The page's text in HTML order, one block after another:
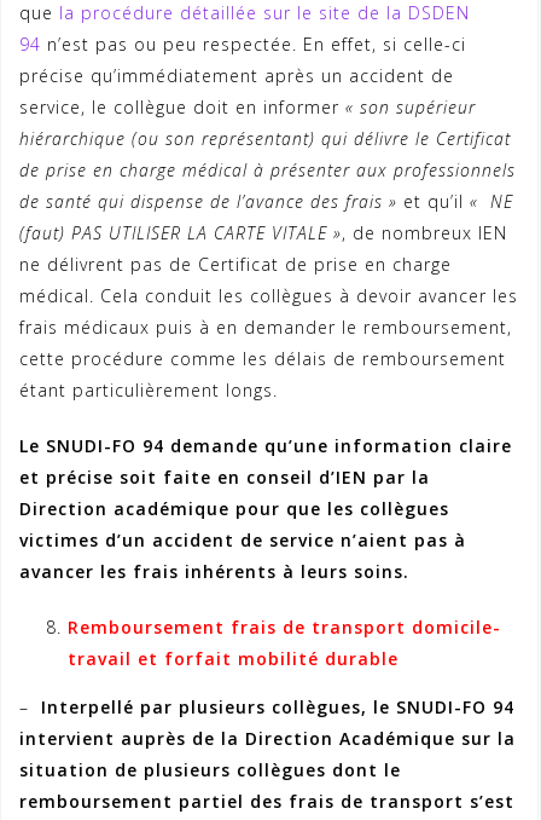
que la procédure détaillée sur le site de la DSDEN
94 n’est pas ou peu respectée. En effet, si celle-ci
précise qu’immédiatement après un accident de
service, le collègue doit en informer « son supérieur
hiérarchique (ou son représentant) qui délivre le Certificat
de prise en charge médical à présenter aux professionnels
de santé qui dispense de l’avance des frais » et qu’il « NE
(faut) PAS UTILISER LA CARTE VITALE », de nombreux IEN
ne délivrent pas de Certificat de prise en charge
médical. Cela conduit les collègues à devoir avancer les
frais médicaux puis à en demander le remboursement,
cette procédure comme les délais de remboursement
étant particulièrement longs.
Le SNUDI-FO 94 demande qu’une information claire
et précise soit faite en conseil d’IEN par la
Direction académique pour que les collègues
victimes d’un accident de service n’aient pas à
avancer les frais inhérents à leurs soins.
Remboursement frais de transport domicile-
travail et forfait mobilité durable
– Interpellé par plusieurs collègues, le SNUDI-FO 94
intervient auprès de la Direction Académique sur la
situation de plusieurs collègues dont le
remboursement partiel des frais de transport s’est